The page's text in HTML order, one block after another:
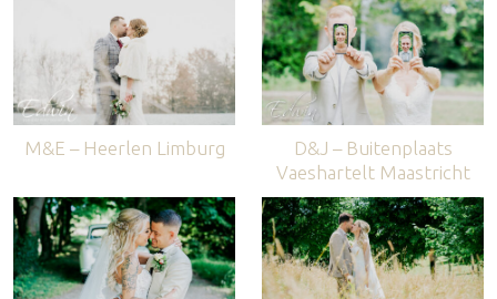
M&E – Heerlen Limburg
D&J – Buitenplaats
Vaeshartelt Maastricht